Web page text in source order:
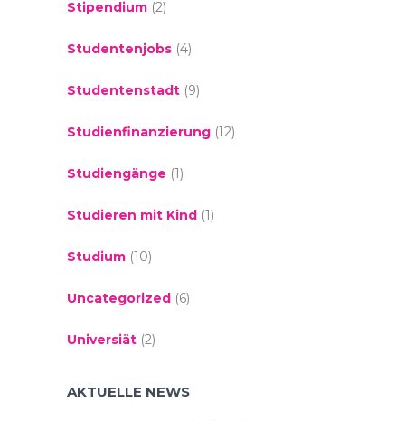
Stipendium (2)
Studentenjobs (4)
Studentenstadt (9)
Studienfinanzierung (12)
Studiengänge (1)
Studieren mit Kind (1)
Studium (10)
Uncategorized (6)
Universiät (2)
AKTUELLE NEWS